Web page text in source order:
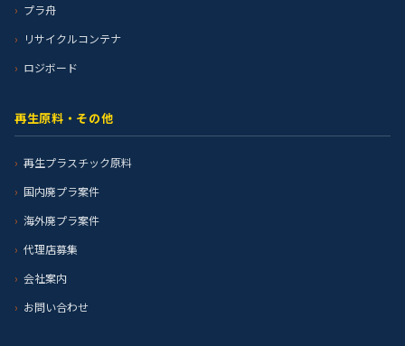
プラ舟
リサイクルコンテナ
ロジボード
再生原料・その他
再生プラスチック原料
国内廃プラ案件
海外廃プラ案件
代理店募集
会社案内
お問い合わせ